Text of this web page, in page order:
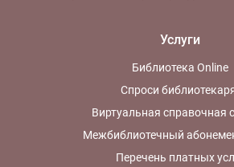
Услуги
Библиотека Online
Спроси
Виртуальная справочная
Межбиблиотечный
Перечень платных